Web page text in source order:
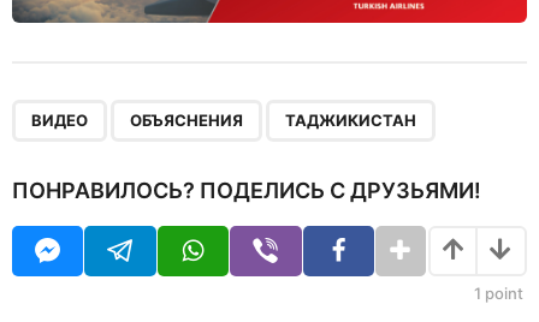
ВИДЕО ОБЪЯСНЕНИЯ ТАДЖИКИСТАН
ПОНРАВИЛОСЬ? ПОДЕЛИСЬ С ДРУЗЬЯМИ!
1 point